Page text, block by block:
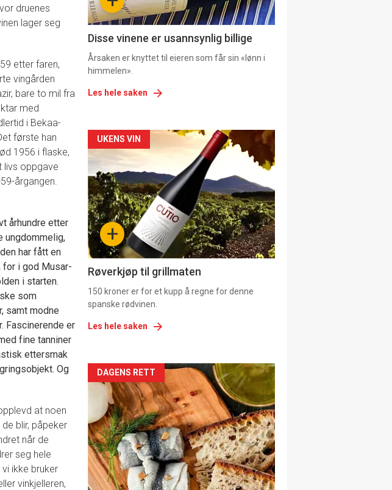
druenes
lager seg
etter faren,
vingården
bare to mil fra
med
i Bekaa-
første han
1956 i flaske,
livs oppgave
årgangen.
århundre etter
ungdommelig,
har fått en
i god Musar-
i starten.
som
samt modne
Fascinerende er
fine tanniner
ettersmak
Og
at noen
blir, påpeker
når de
seg hele
ikke bruker
vinkjelleren,
11
Disse vinene er usannsynlig billige
Årsaken er knyttet til eieren som får sin «lønn i
himmelen».
Les hele saken
Artikler
detail
-
section
11
Dagens
rett
+
UKENS VIN
Røverkjøp til grillmaten
150 kroner er for et kupp å regne for denne
spanske rødvinen.
Les hele saken
Artikler
detail
-
section
11
DAGENS RETT